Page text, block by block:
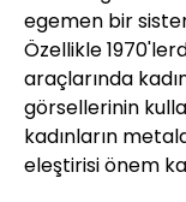
egemen bir
Özellikle
araçlarında
görsellerinin
kadınların
eleştirisi önem